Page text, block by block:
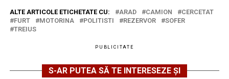
ALTE ARTICOLE ETICHETATE CU: ARAD CAMION
CERCETAT
FURT
MOTORINA POLITISTI REZERVOR
SOFER
TREIUS
PUBLICITATE
S-AR PUTEA SĂ TE INTERESEZE ȘI